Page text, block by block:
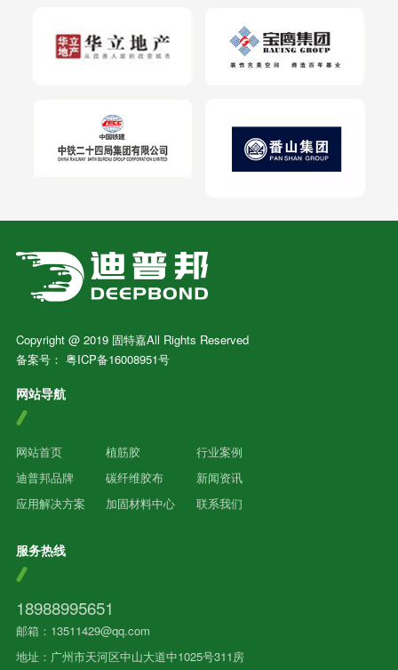
Copyright @ 2019 固特嘉All Rights Reserved
备案号： 粤ICP备16008951号
网站导航
网站首页
迪普邦品牌
应用解决方案
植筋胶
碳纤维胶布
加固材料中心
行业案例
新闻资讯
联系我们
服务热线
18988995651
邮箱：13511429@qq.com
地址：广州市天河区中山大道中1025号311房